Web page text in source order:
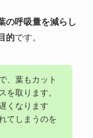
の呼吸量を減らし
的です。
、葉もカット
を取ります。
くなります
てしまうのを